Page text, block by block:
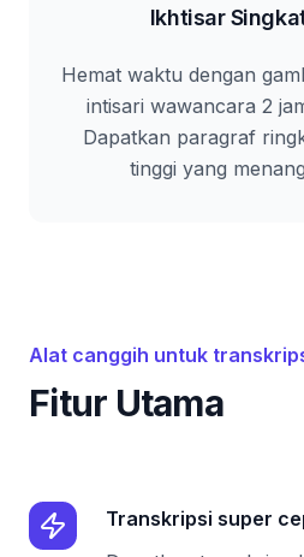
Ikhtisar
Hemat waktu dengan
intisari wawancara 2
Dapatkan paragraf
tinggi yang
Alat canggih untuk
Fitur Utama
Transkripsi super